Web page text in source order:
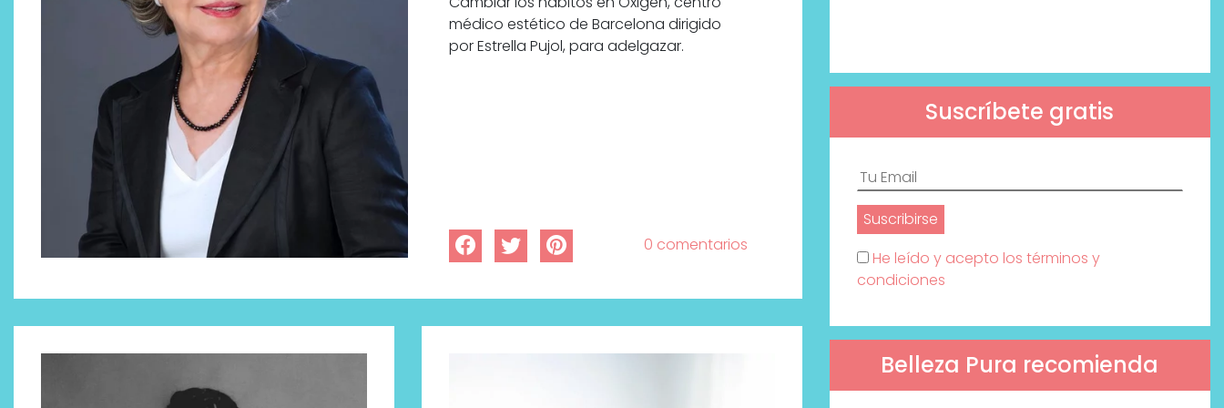
médico estético de Barcelona dirigido
por Estrella Pujol, para adelgazar.
0 comentarios
Suscríbete gratis
He leído y acepto los términos y
condiciones
Belleza Pura recomienda